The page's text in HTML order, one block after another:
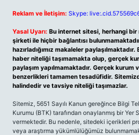
Reklam ve İletişim: Skype:
Yasal Uyarı: Bu internet sitesi, herhangi bir
şirketi ile hiçbir bağlantısı
hazırladığımız makaleler
haber niteliği taşımamakta olup, gerçek
paylaşım yapılmamaktadır. Gerçek kurum
benzerlikleri tamamen tesadüfidir.
halindedir ve tavsiye niteliği taşımazlar.
Sitemiz, 5651 Sayılı Kanun gereğince Bilgi
Kurumu (BTK) tarafından onaylanmış bir Yer
vermektedir. Bu nedenle, sitedeki içerikleri
veya araştırma yükümlülüğümüz